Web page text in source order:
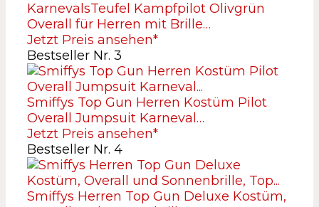
KarnevalsTeufel Kampfpilot Olivgrün
Overall für Herren mit Brille…
Jetzt Preis ansehen*
Bestseller Nr. 3
Smiffys Top Gun Herren Kostüm Pilot
Overall Jumpsuit Karneval…
Jetzt Preis ansehen*
Bestseller Nr. 4
Smiffys Herren Top Gun Deluxe Kostüm,